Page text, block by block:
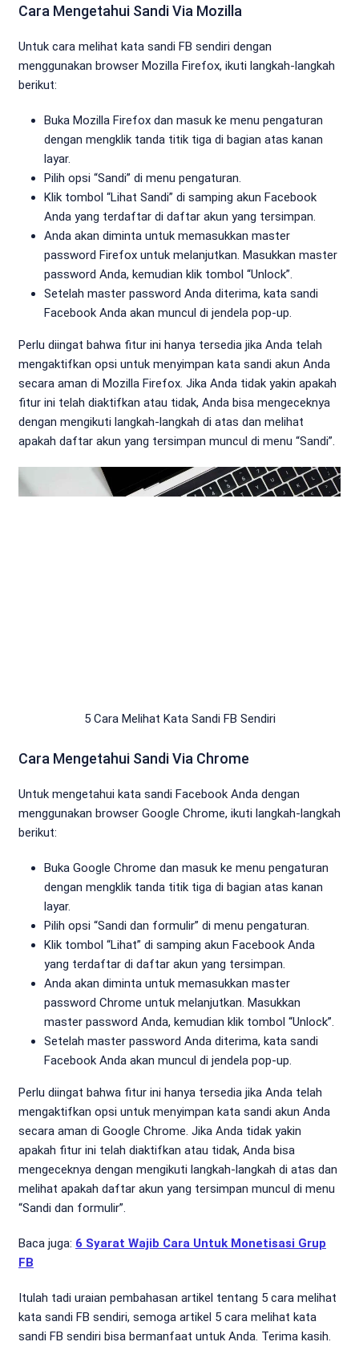
Cara Mengetahui Sandi Via Mozilla
Untuk cara melihat kata sandi FB sendiri dengan
menggunakan browser Mozilla Firefox, ikuti langkah-langkah
berikut:
Buka Mozilla Firefox dan masuk ke menu pengaturan
dengan mengklik tanda titik tiga di bagian atas kanan
layar.
Pilih opsi “Sandi” di menu pengaturan.
Klik tombol “Lihat Sandi” di samping akun Facebook
Anda yang terdaftar di daftar akun yang tersimpan.
Anda akan diminta untuk memasukkan master
password Firefox untuk melanjutkan. Masukkan master
password Anda, kemudian klik tombol “Unlock”.
Setelah master password Anda diterima, kata sandi
Facebook Anda akan muncul di jendela pop-up.
Perlu diingat bahwa fitur ini hanya tersedia jika Anda telah
mengaktifkan opsi untuk menyimpan kata sandi akun Anda
secara aman di Mozilla Firefox. Jika Anda tidak yakin apakah
fitur ini telah diaktifkan atau tidak, Anda bisa mengeceknya
dengan mengikuti langkah-langkah di atas dan melihat
apakah daftar akun yang tersimpan muncul di menu “Sandi”.
5 Cara Melihat Kata Sandi FB Sendiri
Cara Mengetahui Sandi Via Chrome
Untuk mengetahui kata sandi Facebook Anda dengan
menggunakan browser Google Chrome, ikuti langkah-langkah
berikut:
Buka Google Chrome dan masuk ke menu pengaturan
dengan mengklik tanda titik tiga di bagian atas kanan
layar.
Pilih opsi “Sandi dan formulir” di menu pengaturan.
Klik tombol “Lihat” di samping akun Facebook Anda
yang terdaftar di daftar akun yang tersimpan.
Anda akan diminta untuk memasukkan master
password Chrome untuk melanjutkan. Masukkan
master password Anda, kemudian klik tombol “Unlock”.
Setelah master password Anda diterima, kata sandi
Facebook Anda akan muncul di jendela pop-up.
Perlu diingat bahwa fitur ini hanya tersedia jika Anda telah
mengaktifkan opsi untuk menyimpan kata sandi akun Anda
secara aman di Google Chrome. Jika Anda tidak yakin
apakah fitur ini telah diaktifkan atau tidak, Anda bisa
mengeceknya dengan mengikuti langkah-langkah di atas dan
melihat apakah daftar akun yang tersimpan muncul di menu
“Sandi dan formulir”.
Baca juga: 6 Syarat Wajib Cara Untuk Monetisasi Grup
FB
Itulah tadi uraian pembahasan artikel tentang 5 cara melihat
kata sandi FB sendiri, semoga artikel 5 cara melihat kata
sandi FB sendiri bisa bermanfaat untuk Anda. Terima kasih.